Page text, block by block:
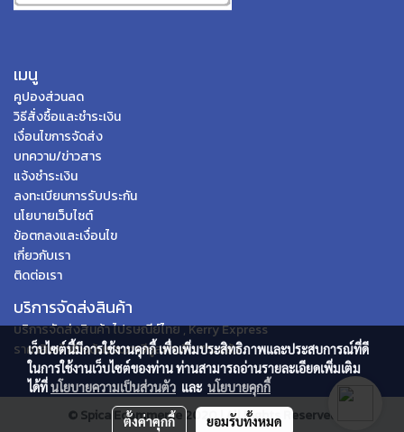
เมนู
คูปองส่วนลด
วิธีสั่งซื้อและชำระเงิน
เงื่อนไขการจัดส่ง
บทความ/ข่าวสาร
แจ้งชำระเงิน
ลงทะเบียนการรับประกัน
นโยบายเว็บไซต์
ข้อตกลงและเงื่อนไข
เกี่ยวกับเรา
ติดต่อเรา
บริการจัดส่งสินค้า
บริการจัดส่งสินค้า ไปรษณีย์ไทย , Kerry Express
ราคาสินค้าข้างต้นรวมภาษีมูลค่าเพิ่ม 7% แล้ว
© Spica Ecommerce 2020 | All Rights Reserved
เว็บไซต์นี้มีการใช้งานคุกกี้ เพื่อเพิ่มประสิทธิภาพและประสบการณ์ที่ดี
ในการใช้งานเว็บไซต์ของท่าน ท่านสามารถอ่านรายละเอียดเพิ่มเติม
ได้ที่นโยบายความเป็นส่วนตัว และ นโยบายคุกกี้
ตั้งค่าคุกกี้ ยอมรับทั้งหมด